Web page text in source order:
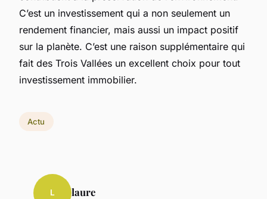
C’est un investissement qui a non seulement un
rendement financier, mais aussi un impact positif
sur la planète. C’est une raison supplémentaire qui
fait des Trois Vallées un excellent choix pour tout
investissement immobilier.
Actu
L laure